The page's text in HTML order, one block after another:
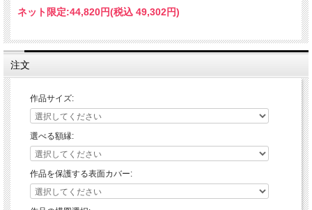
ネット限定:44,820円(税込 49,302円)
注文
作品サイズ:
選べる額縁:
作品を保護する表面カバー: